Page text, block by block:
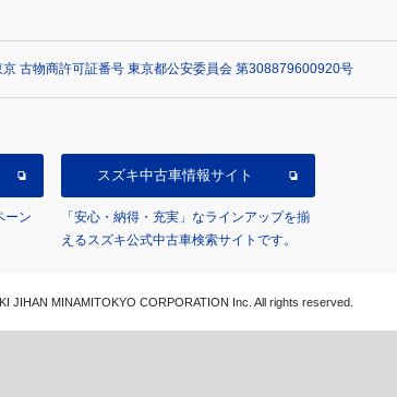
古物商許可証番号 東京都公安委員会 第308879600920号
ーン
スズキ中古車情報サイト
「安心・納得・充実」なラインアップを揃
えるスズキ公式中古車検索サイトです。
JIHAN MINAMITOKYO CORPORATION Inc. All rights reserved.